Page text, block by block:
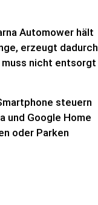
Automower hält
erzeugt dadurch
nicht entsorgt
steuern
und Google Home
oder Parken